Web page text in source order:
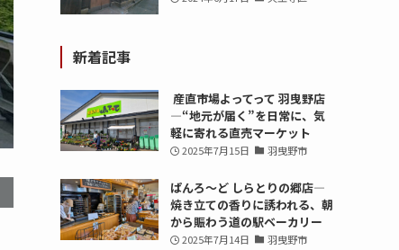
新着記事
産直市場よってって 羽曳野店
—“地元が届く”を日常に、気
軽に寄れる直売マーケット
2025年7月15日 羽曳野市
ぱんろ〜ど しらとりの郷店—
焼き立ての香りに誘われる、朝
から賑わう道の駅ベーカリー
2025年7月14日 羽曳野市